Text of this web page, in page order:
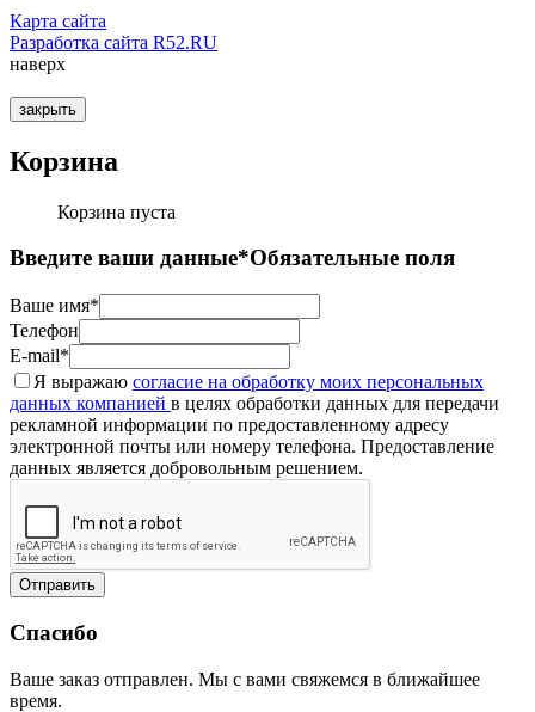
Карта сайта
Разработка сайта R52.RU
наверх
закрыть
Корзина
Корзина пуста
Введите ваши данные*Обязательные поля
Ваше имя*
Телефон
E-mail*
Я выражаю согласие на обработку моих персональных
данных компанией в целях обработки данных для передачи
рекламной информации по предоставленному адресу
электронной почты или номеру телефона. Предоставление
данных является добровольным решением.
Отправить
Спасибо
Ваше заказ отправлен. Мы с вами свяжемся в ближайшее
время.